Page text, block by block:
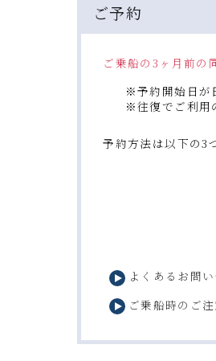
ご予約
ご乗船の3ヶ月前の
※予約開始日が
※往復でご利用
予約方法は以下の3
よくあるお問
ご乗船時のご